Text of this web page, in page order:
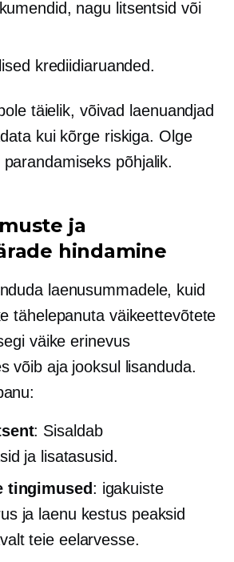
nagu litsentsid või
krediidiaruanded.
täielik, võivad laenuandjad
kui kõrge riskiga. Olge
põhjalik.
ja
hindamine
laenusummadele, kuid
tähelepanuta väikeettevõtete
väike erinevus
võib aja jooksul lisanduda.
: Sisaldab
ja lisatasusid.
tingimused: igakuiste
ja laenu kestus peaksid
teie eelarvesse.